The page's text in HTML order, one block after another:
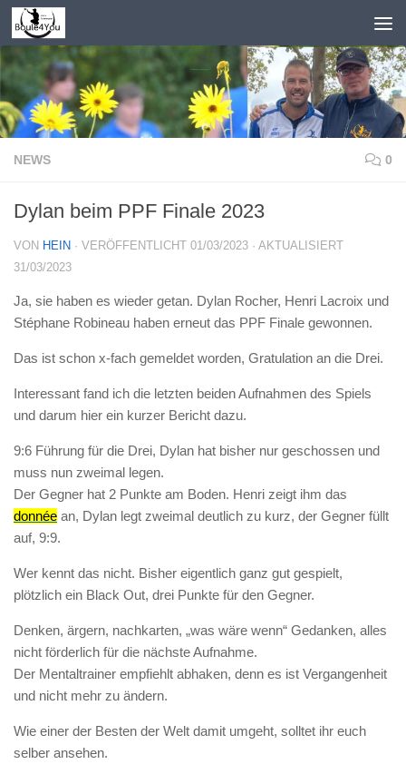
Zum Inhalt springen
NEWS 0
Dylan beim PPF Finale 2023
VON HEIN · VERÖFFENTLICHT 01/03/2023 · AKTUALISIERT
31/03/2023
Ja, sie haben es wieder getan. Dylan Rocher, Henri Lacroix und
Stéphane Robineau haben erneut das PPF Finale gewonnen.
Das ist schon x-fach gemeldet worden, Gratulation an die Drei.
Interessant fand ich die letzten beiden Aufnahmen des Spiels
und darum hier ein kurzer Bericht dazu.
9:6 Führung für die Drei, Dylan hat bisher nur geschossen und
muss nun zweimal legen.
Der Gegner hat 2 Punkte am Boden. Henri zeigt ihm das
donnée an, Dylan legt zweimal deutlich zu kurz, der Gegner füllt
auf, 9:9.
Wer kennt das nicht. Bisher eigentlich ganz gut gespielt,
plötzlich ein Black Out, drei Punkte für den Gegner.
Denken, ärgern, nachkarten, „was wäre wenn“ Gedanken, alles
nicht förderlich für die nächste Aufnahme.
Der Mentaltrainer empfiehlt abhaken, denn es ist Vergangenheit
und nicht mehr zu ändern.
Wie einer der Besten der Welt damit umgeht, solltet ihr euch
selber ansehen.